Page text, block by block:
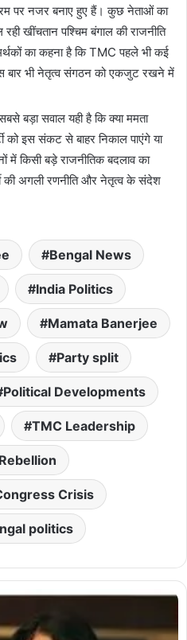
पर नजर बनाए हुए हैं। कुछ नेताओं का
खींचतान पश्चिम बंगाल की राजनीति
का कहना है कि TMC पहले भी कई
बार भी नेतृत्व संगठन को एकजुट रखने में
बड़ा सवाल यही है कि क्या ममता
को इस संकट से बाहर निकाल पाएंगे या
किसी बड़े राजनीतिक बदलाव का
की अगली रणनीति और नेतृत्व के संदेश
Bengal News
India Politics
Mamata Banerjee
Party split
Political Developments
TMC Leadership
Crisis
politics